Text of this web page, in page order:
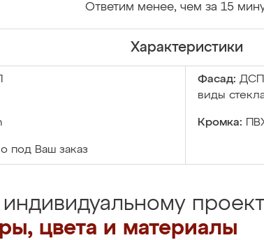
Ответим менее, чем за 15
Характеристики
Фасад:
виды
Кромка:
под Ваш заказ
цвета и материалы